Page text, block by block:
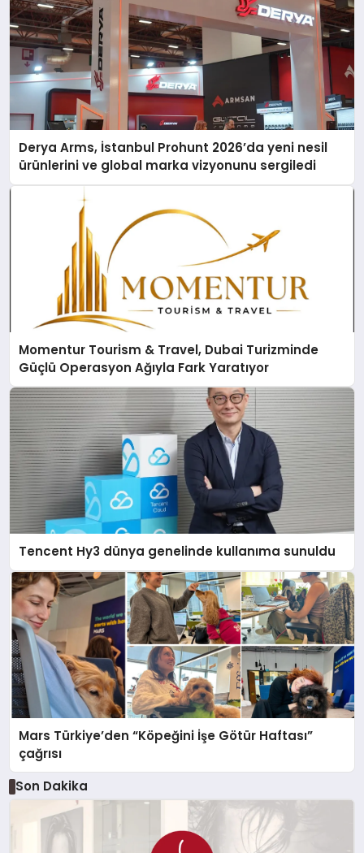
Derya Arms, İstanbul Prohunt 2026’da yeni nesil
ürünlerini ve global marka vizyonunu sergiledi
Momentur Tourism & Travel, Dubai Turizminde
Güçlü Operasyon Ağıyla Fark Yaratıyor
Tencent Hy3 dünya genelinde kullanıma sunuldu
Mars Türkiye’den “Köpeğini İşe Götür Haftası”
çağrısı
Son Dakika